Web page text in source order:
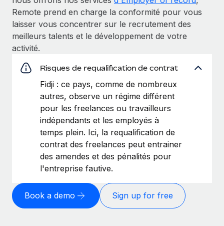
Remote prend en charge la conformité pour vous
laisser vous concentrer sur le recrutement des
meilleurs talents et le développement de votre
activité.
Risques de requalification de contrat
Fidji : ce pays, comme de nombreux
autres, observe un régime différent
pour les freelances ou travailleurs
indépendants et les employés à
temps plein. Ici, la requalification de
contrat des freelances peut entrainer
des amendes et des pénalités pour
l'entreprise fautive.
Book a demo Sign up for free